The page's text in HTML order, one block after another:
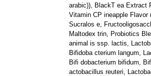
arabic)), BlackT ea Extract
Vitamin CP ineapple Flavor
Sucralos e,
Maltodex trin, Probiotics
animal is ssp. lactis,
Bifidoba cterium langum,
Bifi dobacterium bifidum,
actobacillus reuteri,